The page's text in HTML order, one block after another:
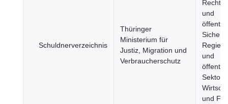
Schuldnerverzeichnis
Thüringer
Ministerium für
Justiz, Migration und
Verbraucherschutz
und
und
Sektor,
und